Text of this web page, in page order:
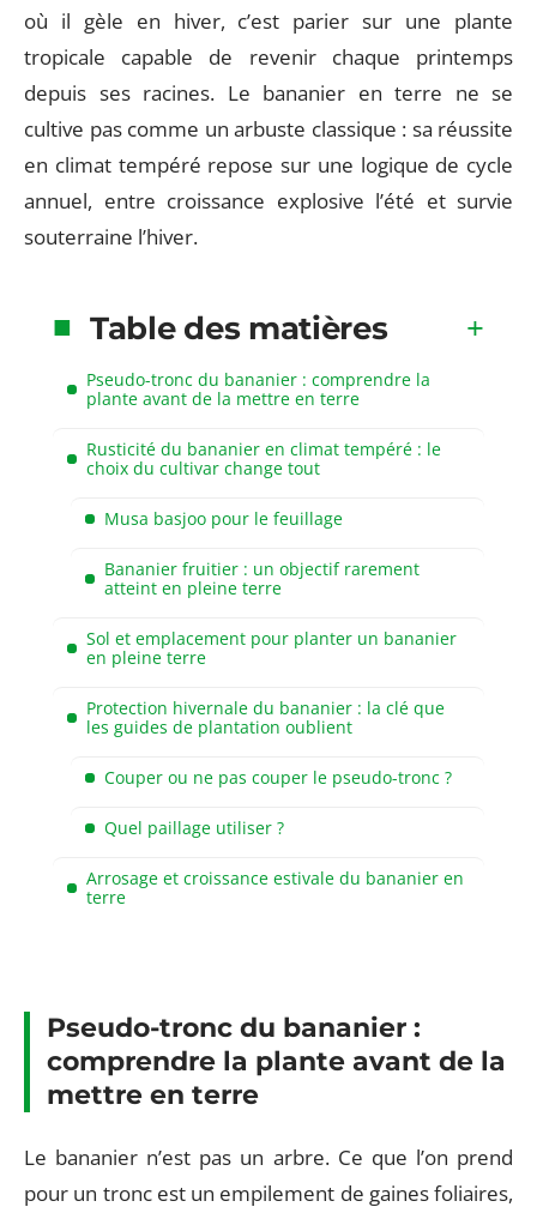
où il gèle en hiver, c’est parier sur une plante
tropicale capable de revenir chaque printemps
depuis ses racines. Le bananier en terre ne se
cultive pas comme un arbuste classique : sa réussite
en climat tempéré repose sur une logique de cycle
annuel, entre croissance explosive l’été et survie
souterraine l’hiver.
Table des matières
Pseudo-tronc du bananier : comprendre la
plante avant de la mettre en terre
Rusticité du bananier en climat tempéré : le
choix du cultivar change tout
Musa basjoo pour le feuillage
Bananier fruitier : un objectif rarement
atteint en pleine terre
Sol et emplacement pour planter un bananier
en pleine terre
Protection hivernale du bananier : la clé que
les guides de plantation oublient
Couper ou ne pas couper le pseudo-tronc ?
Quel paillage utiliser ?
Arrosage et croissance estivale du bananier en
terre
Pseudo-tronc du bananier :
comprendre la plante avant de la
mettre en terre
Le bananier n’est pas un arbre. Ce que l’on prend
pour un tronc est un empilement de gaines foliaires,